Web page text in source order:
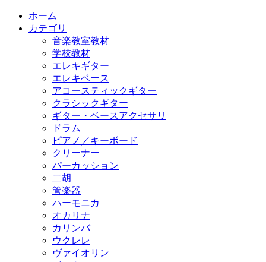
ホーム
カテゴリ
音楽教室教材
学校教材
エレキギター
エレキベース
アコースティックギター
クラシックギター
ギター・ベースアクセサリ
ドラム
ピアノ／キーボード
クリーナー
パーカッション
二胡
管楽器
ハーモニカ
オカリナ
カリンバ
ウクレレ
ヴァイオリン